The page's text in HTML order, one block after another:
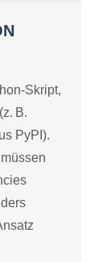
Skript,
B.
PyPI).